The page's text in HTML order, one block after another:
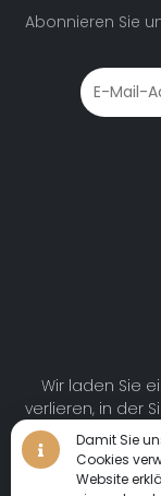
Damit Sie
Cookies
Website
Abonnieren Sie
Wir laden Sie
verlieren, in der